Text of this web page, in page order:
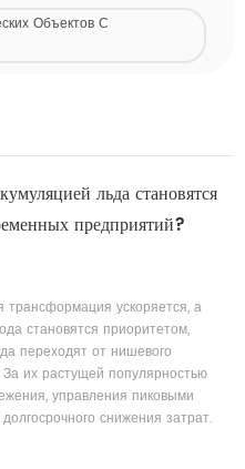
Объектов С
льда становятся
предприятий?
трансформация ускоряется, а
становятся приоритетом,
переходят от нишевого
их растущей популярностью
управления пиковыми
снижения затрат.